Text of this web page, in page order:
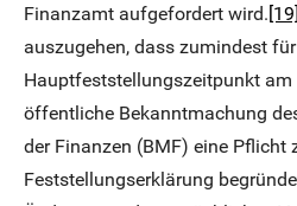
Finanzamt aufgefordert wird.[19]
auszugehen, dass zumindest
Hauptfeststellungszeitpunkt
öffentliche Bekanntmachung
der Finanzen (BMF) eine Pflicht
Feststellungserklärung